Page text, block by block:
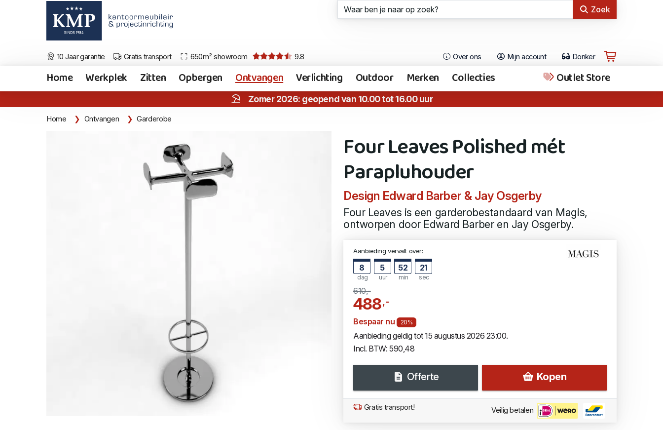
Zoek
10 Jaar garantie Gratis transport 650m² showroom 9.8 Over ons Mijn account Donker
Home Werkplek Zitten Opbergen Ontvangen Verlichting Outdoor Merken Collecties Outlet Store
Zomer 2026: geopend van 10.00 tot 16.00 uur
Home Ontvangen Garderobe
Four Leaves Polished mét
Parapluhouder
Design Edward Barber & Jay Osgerby
Four Leaves is een garderobestandaard van Magis,
ontworpen door Edward Barber en Jay Osgerby.
Aanbieding vervalt over:
8
dag
5
uur
52
min
21
sec
610,-
488,-
Bespaar nu 20%
Aanbieding geldig tot 15 augustus 2026 23:00.
Incl. BTW: 590,48
Offerte Kopen
Gratis transport! Veilig betalen